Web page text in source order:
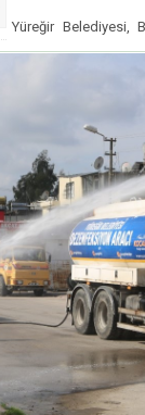
Yüreğir Belediyesi,